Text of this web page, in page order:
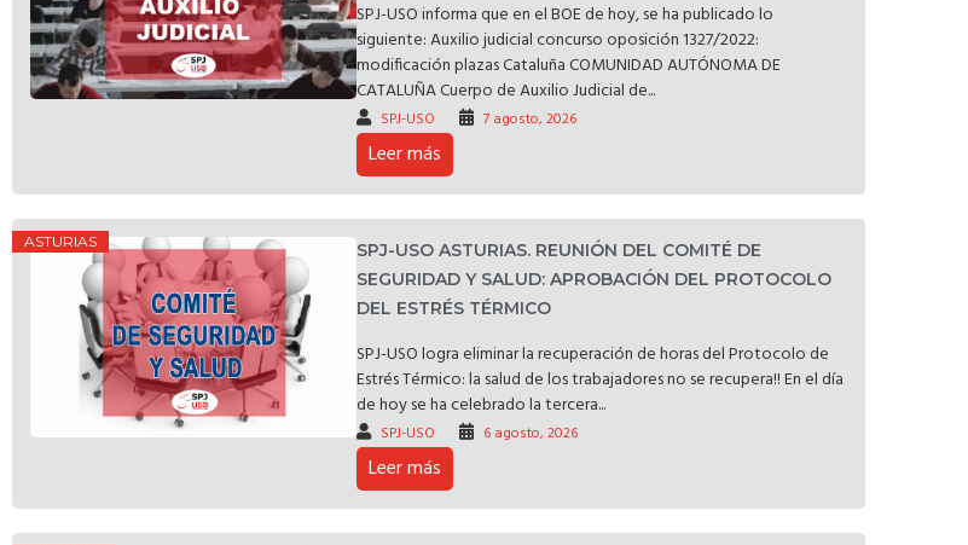
SPJ-USO informa que en el BOE de hoy, se ha publicado lo
siguiente: Auxilio judicial concurso oposición 1327/2022:
modificación plazas Cataluña COMUNIDAD AUTÓNOMA DE
CATALUÑA Cuerpo de Auxilio Judicial de...
SPJ-USO 7 agosto, 2026
Leer más
ASTURIAS
SPJ-USO ASTURIAS. REUNIÓN DEL COMITÉ DE
SEGURIDAD Y SALUD: APROBACIÓN DEL PROTOCOLO
DEL ESTRÉS TÉRMICO
SPJ-USO logra eliminar la recuperación de horas del Protocolo de
Estrés Térmico: la salud de los trabajadores no se recupera!! En el día
de hoy se ha celebrado la tercera...
SPJ-USO 6 agosto, 2026
Leer más